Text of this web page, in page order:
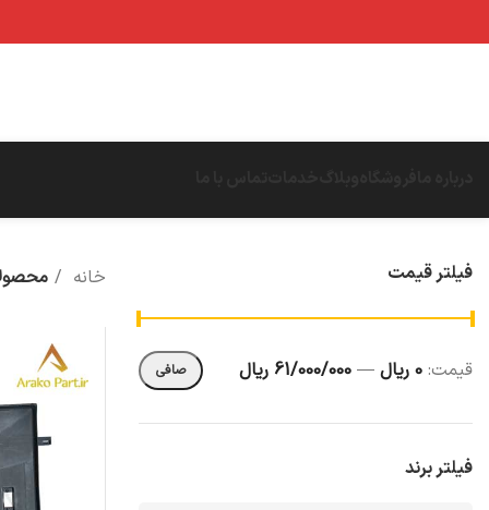
فیلتر قیمت
صافی قيمت: 0 ریال — 61/000/000 ریال
فیلتر برند
خانه